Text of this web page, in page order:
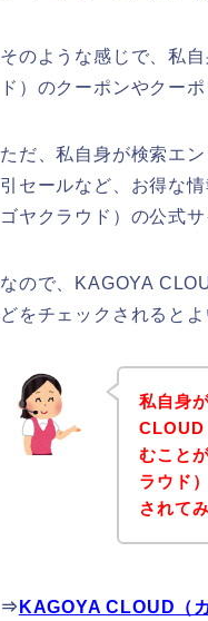
そのような感じで、私
ド）のクーポンやクー
ただ、私自身が検索エ
引セールなど、お得な
ゴヤクラウド）の公式
なので、KAGOYA
どをチェックされると
私自身
CLOUD
むこと
ラウド
されて
⇒ KAGOYA CLOUD（